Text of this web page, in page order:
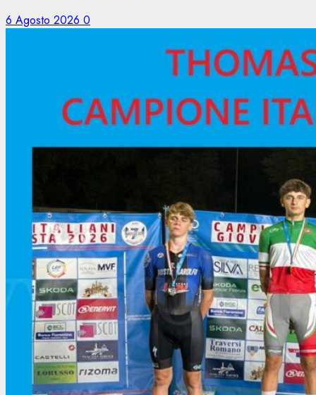
6 Agosto 2026 0